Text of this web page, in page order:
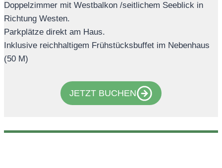
Doppelzimmer mit Westbalkon /seitlichem Seeblick in
Richtung Westen.
Parkplätze direkt am Haus.
Inklusive reichhaltigem Frühstücksbuffet im Nebenhaus
(50 M)
JETZT BUCHEN